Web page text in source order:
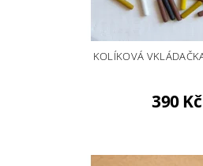
KOLÍKOVÁ
390 Kč